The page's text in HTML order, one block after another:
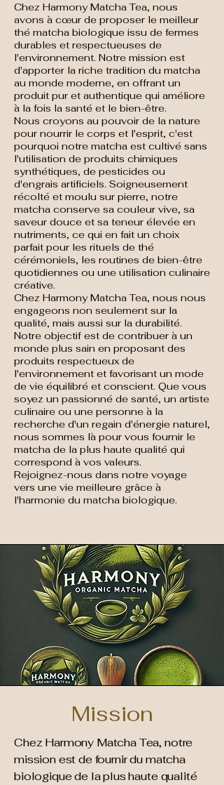
Chez Harmony Matcha Tea, nous
avons à cœur de proposer le meilleur
thé matcha biologique issu de fermes
durables et respectueuses de
l'environnement. Notre mission est
d'apporter la riche tradition du matcha
au monde moderne, en offrant un
produit pur et authentique qui améliore
à la fois la santé et le bien-être.
Nous croyons au pouvoir de la nature
pour nourrir le corps et l'esprit, c'est
pourquoi notre matcha est cultivé sans
l'utilisation de produits chimiques
synthétiques, de pesticides ou
d'engrais artificiels. Soigneusement
récolté et moulu sur pierre, notre
matcha conserve sa couleur vive, sa
saveur douce et sa teneur élevée en
nutriments, ce qui en fait un choix
parfait pour les rituels de thé
cérémoniels, les routines de bien-être
quotidiennes ou une utilisation culinaire
créative.
Chez Harmony Matcha Tea, nous nous
engageons non seulement sur la
qualité, mais aussi sur la durabilité.
Notre objectif est de contribuer à un
monde plus sain en proposant des
produits respectueux de
l'environnement et favorisant un mode
de vie équilibré et conscient. Que vous
soyez un passionné de santé, un artiste
culinaire ou une personne à la
recherche d'un regain d'énergie naturel,
nous sommes là pour vous fournir le
matcha de la plus haute qualité qui
correspond à vos valeurs.
Rejoignez-nous dans notre voyage
vers une vie meilleure grâce à
l'harmonie du matcha biologique.
Mission
Chez Harmony Matcha Tea, notre
mission est de fournir du matcha
biologique de la plus haute qualité